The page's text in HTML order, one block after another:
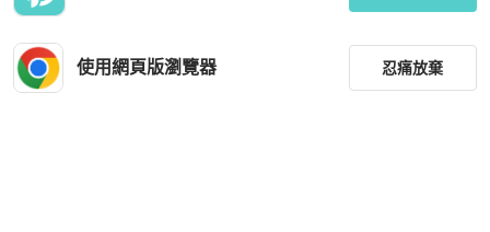
使用網頁版瀏覽器 忍痛放棄